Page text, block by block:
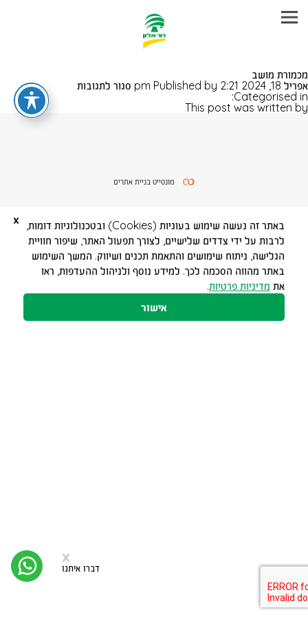
מעבר
מהיר
לתוכן
הראשי
מכמורת מושב
אפריל 18, 2024 2:21 pm
Published by סגור לתגובותעל
מכמורת
Categorised in:
This post was written by
מונסייט בניית אתרים
x באתר זה נעשה שימוש בעוגיות (Cookies) ובטכנולוגיות דומות,
לרבות על ידי צדדים שלישיים, לצורך תפעול האתר, שיפור חוויית
הגלישה, ניתוח שימושים והתאמת תכנים ושיווק. המשך השימוש
באתר מהווה הסכמה לכך. למידע נוסף ולניהול ההעדפות, ראו
את מדיניות פרטיות.
אישור
סגירה
x
דברו איתנו